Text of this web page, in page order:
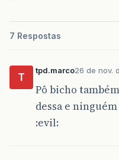
7 Respostas
T
tpd.marco26 de nov.
Pô bicho
dessa e
:evil: